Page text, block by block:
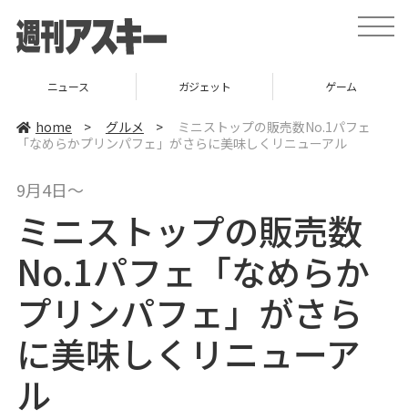
t
o
ニュース ガジェット ゲーム
home > グルメ >
ミニストップの販売数No.1パフェ
「なめらかプリンパフェ」がさらに美味しくリニューアル
9月4日～
ミニストップの販売数
No.1パフェ「なめらか
プリンパフェ」がさら
に美味しくリニューア
ル